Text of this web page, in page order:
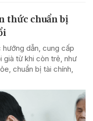
thức chuẩn bị
dẫn, cung cấp
già từ khi còn trẻ, như
chuẩn bị tài chính,